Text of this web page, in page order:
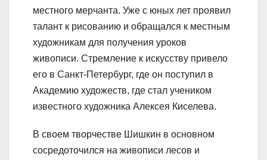
местного мерчанта. Уже с юных лет проявил
талант к рисованию и обращался к местным
художникам для получения уроков
живописи. Стремление к искусству привело
его в Санкт-Петербург, где он поступил в
Академию художеств, где стал учеником
известного художника Алексея Киселева.
В своем творчестве Шишкин в основном
сосредоточился на живописи лесов и